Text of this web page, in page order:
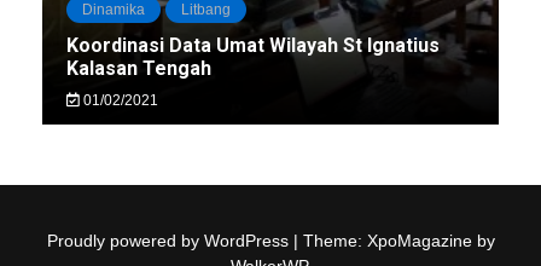
Dinamika Litbang
Koordinasi Data Umat Wilayah St Ignatius
Kalasan Tengah
01/02/2021
Proudly powered by WordPress | Theme: XpoMagazine by